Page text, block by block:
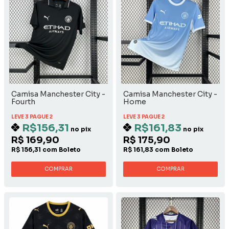
Camisa Manchester City -
Fourth
LEVE 3 PAGUE 2
R$156,31 no pix
R$ 169,90
R$ 156,31 com Boleto
COMPRAR
Camisa Manchester City -
Home
LEVE 3 PAGUE 2
R$161,83 no pix
R$ 175,90
R$ 161,83 com Boleto
COMPRAR